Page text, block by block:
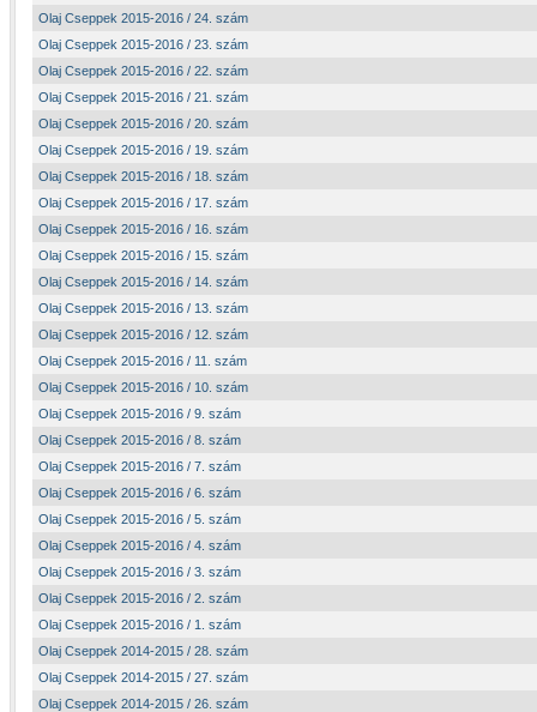
Olaj Cseppek 2015-2016 / 24. szám
Olaj Cseppek 2015-2016 / 23. szám
Olaj Cseppek 2015-2016 / 22. szám
Olaj Cseppek 2015-2016 / 21. szám
Olaj Cseppek 2015-2016 / 20. szám
Olaj Cseppek 2015-2016 / 19. szám
Olaj Cseppek 2015-2016 / 18. szám
Olaj Cseppek 2015-2016 / 17. szám
Olaj Cseppek 2015-2016 / 16. szám
Olaj Cseppek 2015-2016 / 15. szám
Olaj Cseppek 2015-2016 / 14. szám
Olaj Cseppek 2015-2016 / 13. szám
Olaj Cseppek 2015-2016 / 12. szám
Olaj Cseppek 2015-2016 / 11. szám
Olaj Cseppek 2015-2016 / 10. szám
Olaj Cseppek 2015-2016 / 9. szám
Olaj Cseppek 2015-2016 / 8. szám
Olaj Cseppek 2015-2016 / 7. szám
Olaj Cseppek 2015-2016 / 6. szám
Olaj Cseppek 2015-2016 / 5. szám
Olaj Cseppek 2015-2016 / 4. szám
Olaj Cseppek 2015-2016 / 3. szám
Olaj Cseppek 2015-2016 / 2. szám
Olaj Cseppek 2015-2016 / 1. szám
Olaj Cseppek 2014-2015 / 28. szám
Olaj Cseppek 2014-2015 / 27. szám
Olaj Cseppek 2014-2015 / 26. szám